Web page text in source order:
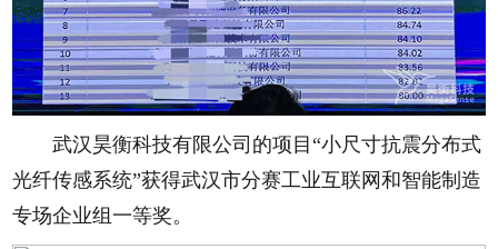
武汉昊衡科技有限公司的项目“小尺寸抗震分布式
光纤传感系统”获得武汉市分赛工业互联网和智能制造
专场企业组一等奖。